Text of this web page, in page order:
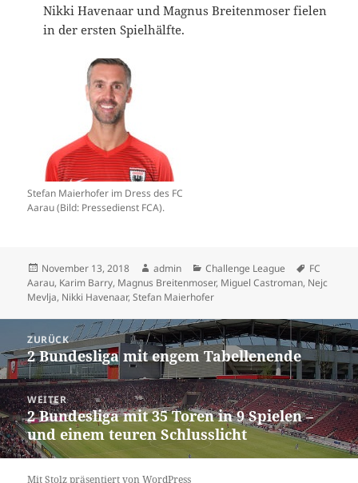
Nikki Havenaar und Magnus Breitenmoser fielen
in der ersten Spielhälfte.
Stefan Maierhofer im Dress des FC
Aarau (Bild: Pressedienst FCA).
Veröffentlicht
am
November 13, 2018 Autor
admin Kategorien
Challenge League
FC
Aarau, Karim Barry, Magnus Breitenmoser, Miguel Castroman, Nejc
Mevlja, Nikki Havenaar,Stefan Maierhofer
Navigation
ZURÜCK
Vorheriger
Beitrag:
2 Bundesliga mit engem Tabellenende
WEITER
Nächster
Beitrag:
2 Bundesliga mit 35 Toren in 9 Spielen –
und einem teuren Schlusslicht
Mit Stolz präsentiert von WordPress